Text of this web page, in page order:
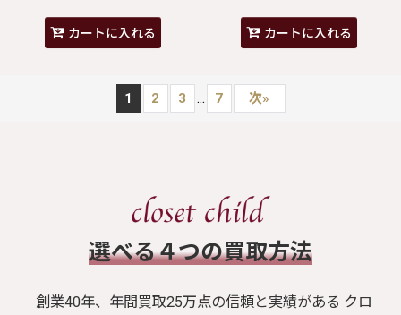
カートに入れる カートに入れる
1 2 3 ... 7 次»
​選べる４つの買取方法
創業40年、年間買取25万点の信頼と実績がある クロ